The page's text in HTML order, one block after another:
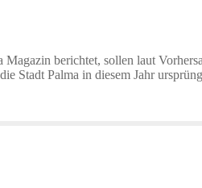
berichtet, sollen laut
Stadt Palma in diesem Jahr